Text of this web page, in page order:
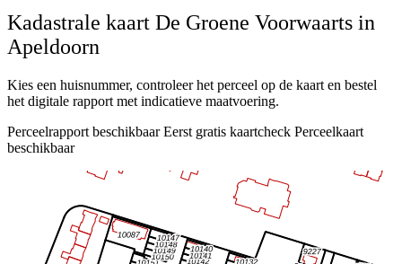
Kadastrale kaart De Groene Voorwaarts in
Apeldoorn
Kies een huisnummer, controleer het perceel op de kaart en bestel
het digitale rapport met indicatieve maatvoering.
Perceelrapport beschikbaar Eerst gratis kaartcheck Perceelkaart
beschikbaar